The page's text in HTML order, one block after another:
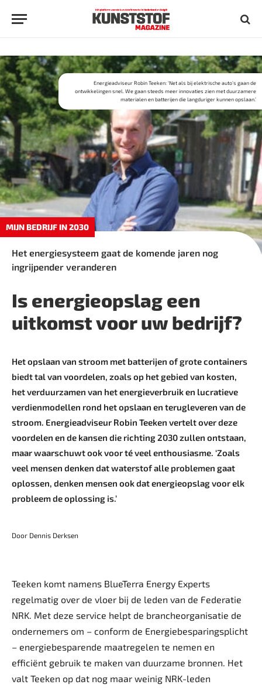
MIJN BEDRIJF IN 2030
Energieadviseur Robin Teeken: ‘Net als bij elektrische auto’s gaan de
ontwikkelingen snel. We gaan steeds meer innovaties zien met duurzamere
materialen en batterijen die langduriger kunnen opslaan.’
Het energiesysteem gaat de komende jaren nog
ingrijpender veranderen
Is energieopslag een
uitkomst voor uw bedrijf?
Het opslaan van stroom met batterijen of grote containers
biedt tal van voordelen, zoals op het gebied van kosten,
het verduurzamen van het energieverbruik en lucratieve
verdienmodellen rond het opslaan en terugleveren van de
stroom. Energieadviseur Robin Teeken vertelt over deze
voordelen en de kansen die richting 2030 zullen ontstaan,
maar waarschuwt ook voor té veel enthousiasme. ‘Zoals
veel mensen denken dat waterstof alle problemen gaat
oplossen, denken mensen ook dat energieopslag voor elk
probleem de oplossing is.’
Door Dennis Derksen
Teeken komt namens BlueTerra Energy Experts
regelmatig over de vloer bij de leden van de Federatie
NRK. Met deze service helpt de brancheorganisatie de
ondernemers om – conform de Energiebesparingsplicht
– energiebesparende maatregelen te nemen en
efficiënt gebruik te maken van duurzame bronnen. Het
valt Teeken op dat nog maar weinig NRK-leden